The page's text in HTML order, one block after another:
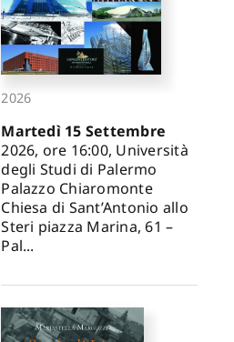
2026
Martedì 15 Settembre
2026, ore 16:00, Università
degli Studi di Palermo
Palazzo Chiaromonte
Chiesa di Sant’Antonio allo
Steri piazza Marina, 61 –
Pal...